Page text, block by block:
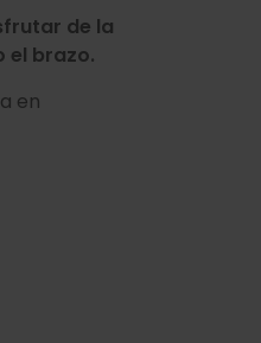
de la
el brazo.
en